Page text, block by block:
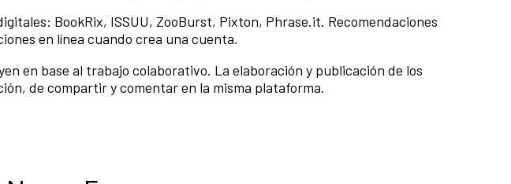
BookRix, ISSUU, ZooBurst, Pixton, Phrase.it. Recomendaciones
en línea cuando crea una cuenta.
en base al trabajo colaborativo. La elaboración y publicación de los
de compartir y comentar en la misma plataforma.